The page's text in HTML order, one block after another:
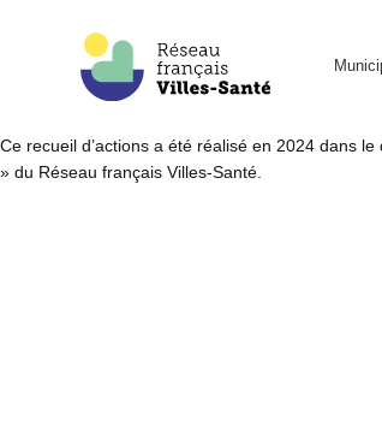
Ce recueil d’actions a été réalisé en 2024 dans
» du Réseau français Villes-Santé.